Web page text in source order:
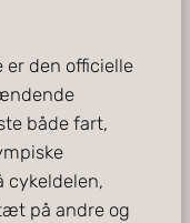
den officielle
både fart,
cykeldelen,
på andre og